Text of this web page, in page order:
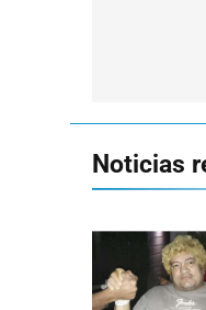
Noticias